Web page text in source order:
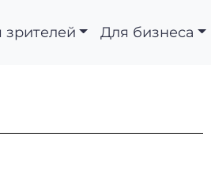
зрителей Для бизнеса